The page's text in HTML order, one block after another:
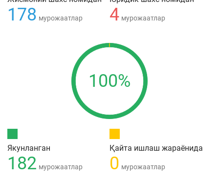
178 мурожаатлар 4 мурожаатлар
100%
Якунланган
182 мурожаатлар
Қайта ишлаш жараёнида
0 мурожаатлар